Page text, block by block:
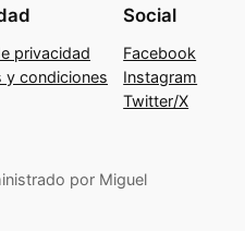
privacidad
y condiciones
Social
Facebook
Instagram
Twitter/X
por Miguel